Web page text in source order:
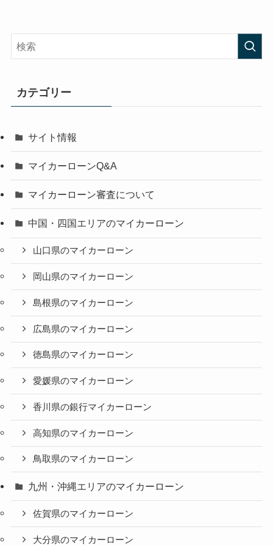
カテゴリー
サイト情報
マイカーローンQ&A
マイカーローン審査について
中国・四国エリアのマイカーローン
山口県のマイカーローン
岡山県のマイカーローン
島根県のマイカーローン
広島県のマイカーローン
徳島県のマイカーローン
愛媛県のマイカーローン
香川県の銀行マイカーローン
高知県のマイカーローン
鳥取県のマイカーローン
九州・沖縄エリアのマイカーローン
佐賀県のマイカーローン
大分県のマイカーローン